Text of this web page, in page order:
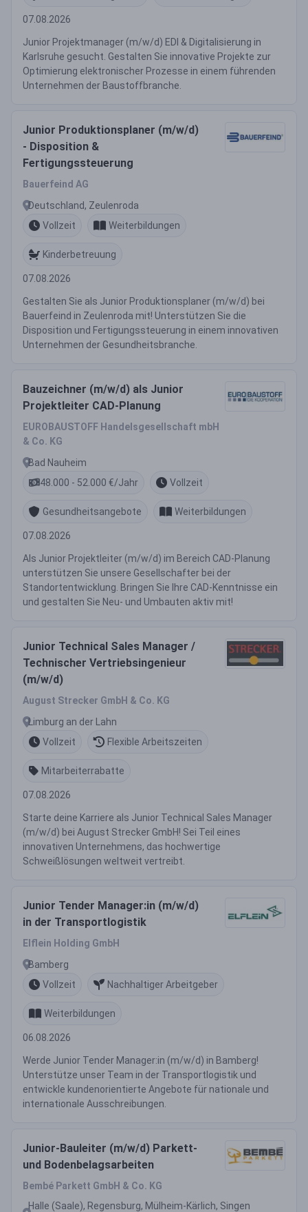
07.08.2026
Junior Projektmanager (m/w/d) EDI & Digitalisierung in
Karlsruhe gesucht. Gestalten Sie innovative Projekte zur
Optimierung elektronischer Prozesse in einem führenden
Unternehmen der Baustoffbranche.
Junior Produktionsplaner (m/w/d)
- Disposition &
Fertigungssteuerung
Bauerfeind AG
Deutschland, Zeulenroda
Vollzeit
Weiterbildungen
Kinderbetreuung
07.08.2026
Gestalten Sie als Junior Produktionsplaner (m/w/d) bei
Bauerfeind in Zeulenroda mit! Unterstützen Sie die
Disposition und Fertigungssteuerung in einem innovativen
Unternehmen der Gesundheitsbranche.
Bauzeichner (m/w/d) als Junior
Projektleiter CAD-Planung
EUROBAUSTOFF Handelsgesellschaft mbH
& Co. KG
Bad Nauheim
48.000 - 52.000 €/Jahr
Vollzeit
Gesundheitsangebote Weiterbildungen
07.08.2026
Als Junior Projektleiter (m/w/d) im Bereich CAD-Planung
unterstützen Sie unsere Gesellschafter bei der
Standortentwicklung. Bringen Sie Ihre CAD-Kenntnisse ein
und gestalten Sie Neu- und Umbauten aktiv mit!
Junior Technical Sales Manager /
Technischer Vertriebsingenieur
(m/w/d)
August Strecker GmbH & Co. KG
Limburg an der Lahn
Vollzeit
Flexible Arbeitszeiten
Mitarbeiterrabatte
07.08.2026
Starte deine Karriere als Junior Technical Sales Manager
(m/w/d) bei August Strecker GmbH! Sei Teil eines
innovativen Unternehmens, das hochwertige
Schweißlösungen weltweit vertreibt.
Junior Tender Manager:in (m/w/d)
in der Transportlogistik
Elflein Holding GmbH
Bamberg
Vollzeit
Nachhaltiger Arbeitgeber
Weiterbildungen
06.08.2026
Werde Junior Tender Manager:in (m/w/d) in Bamberg!
Unterstütze unser Team in der Transportlogistik und
entwickle kundenorientierte Angebote für nationale und
internationale Ausschreibungen.
Junior-Bauleiter (m/w/d) Parkett-
und Bodenbelagsarbeiten
Bembé Parkett GmbH & Co. KG
Halle (Saale), Regensburg, Mülheim-Kärlich, Singen